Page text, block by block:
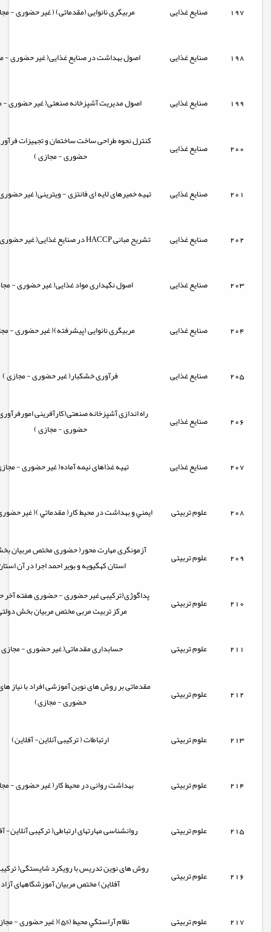
197 صنایع غذایی مربیگری نانوایی (مقدماتی) ( غیر حضوری -
198 صنایع غذایی اصول بهداشت در صنایع غذایی( غیر حضوری -
199 صنایع غذایی اصول مدیریت آشپزخانه صنعتی( غیر حضوری -
200 صنایع غذایی
کنترل نحوه طراحی ساخت ساختمان و تجهیزات
حضوری - مجازی )
201 صنایع غذایی تهیه خمیرهای لایه ای فانتزی - ویترینی( غیر
202 صنایع غذایی تشریح مبانی HACCP در صنایع غذایی( غیر حضوری - مجازی )
203 صنایع غذایی اصول نگهداری مواد غذایی( غیر حضوری -
204 صنایع غذایی مربیگری نانوایی (پیشرفته)( غیر حضوری -
205 صنایع غذایی فرآوری خشکبار( غیر حضوری - مجازی )
206 صنایع غذایی
راه اندازی آشپزخانه صنعتی(کارآفرینی
حضوری - مجازی )
207 صنایع غذایی تهیه غذاهای نیمه آماده( غیر حضوری -
208 علوم تربیتی ايمني و بهداشت در محیط کار( مقدماتي )( غیر
209 علوم تربیتی
آزمونگری مهارت محور( حضوری مختص مربیان
استان کهگیویه و بویر احمد اجرا در آن
210 علوم تربیتی
پداگوژی(ترکیبی غیر حضوری - حضوری هفته
مرکز تربیت مربی مختص مربیان بخش
211 علوم تربیتی حسابداری مقدماتی( غیر حضوری -
212 علوم تربیتی
مقدماتی بر روش های نوین آموزشی افراد با نیاز
حضوری - مجازی)
213 علوم تربیتی ارتباطات ( ترکیبی آنلاین- آفلاین)
214 علوم تربیتی بهداشت روانی در محیط کار( غیر حضوری -
215 علوم تربیتی روانشناسی مهارتهای ارتباطی( ترکیبی آنلاین-
216 علوم تربیتی
روش های نوین تدریس با رویکرد شایستگی(
آفلاین) مختص مربیان آموزشگاههای آزاد
217 علوم تربیتی نظام آراستگي محيط (5s)( غیر حضوری - مجازی)